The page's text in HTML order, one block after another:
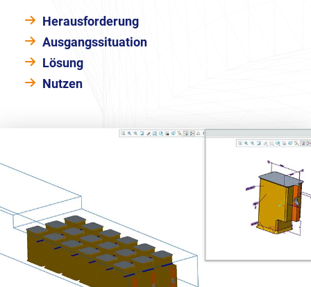
Herausforderung
Ausgangssituation
Lösung
Nutzen